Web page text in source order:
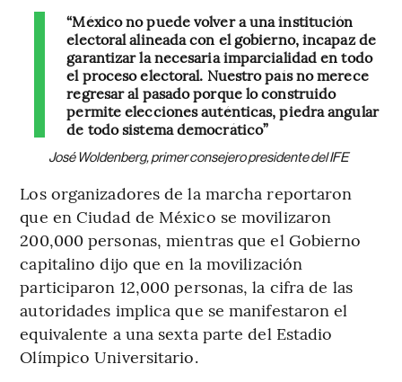
“México no puede volver a una institución
electoral alineada con el gobierno, incapaz de
garantizar la necesaria imparcialidad en todo
el proceso electoral. Nuestro país no merece
regresar al pasado porque lo construido
permite elecciones auténticas, piedra angular
de todo sistema democrático”
José Woldenberg, primer consejero presidente del IFE
Los organizadores de la marcha reportaron
que en Ciudad de México se movilizaron
200,000 personas, mientras que el Gobierno
capitalino dijo que en la movilización
participaron 12,000 personas, la cifra de las
autoridades implica que se manifestaron el
equivalente a una sexta parte del Estadio
Olímpico Universitario.